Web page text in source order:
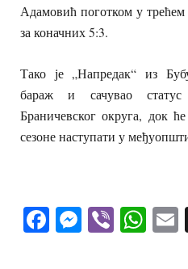
Адамовић поготком у трећем
за коначних 5:3.
Тако је „Напредак“ из
бараж и сачувао
Браничевског округа, док
сезоне наступати у
FacebookViber